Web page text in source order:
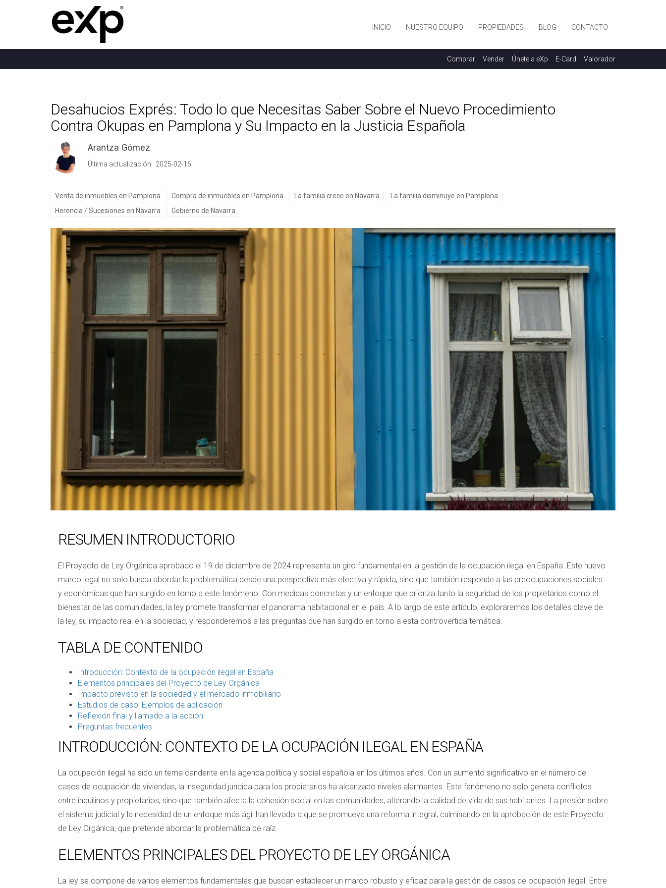
INICIO NUESTRO EQUIPO PROPIEDADES BLOG CONTACTO
Comprar Vender Únete a eXp E-Card Valorador
Desahucios Exprés: Todo lo que Necesitas Saber Sobre el Nuevo Procedimiento
Contra Okupas en Pamplona y Su Impacto en la Justicia Española
Arantza Gómez
Última actualización: 2025-02-16
Venta de inmuebles en Pamplona Compra de inmuebles en Pamplona La familia crece en Navarra
La familia disminuye en Pamplona
Herencia / Sucesiones en Navarra
Gobierno de Navarra
RESUMEN INTRODUCTORIO
El Proyecto de Ley Orgánica aprobado el 19 de diciembre de 2024 representa un giro fundamental en la gestión de la ocupación ilegal en España. Este nuevo
marco legal no solo busca abordar la problemática desde una perspectiva más efectiva y rápida, sino que también responde a las preocupaciones sociales
y económicas que han surgido en torno a este fenómeno. Con medidas concretas y un enfoque que prioriza tanto la seguridad de los propietarios como el
bienestar de las comunidades, la ley promete transformar el panorama habitacional en el país. A lo largo de este artículo, exploraremos los detalles clave de
la ley, su impacto real en la sociedad, y responderemos a las preguntas que han surgido en torno a esta controvertida temática.
TABLA DE CONTENIDO
Introducción: Contexto de la ocupación ilegal en España
Elementos principales del Proyecto de Ley Orgánica
Impacto previsto en la sociedad y el mercado inmobiliario
Estudios de caso: Ejemplos de aplicación
Reflexión final y llamado a la acción
Preguntas frecuentes
INTRODUCCIÓN: CONTEXTO DE LA OCUPACIÓN ILEGAL EN ESPAÑA
La ocupación ilegal ha sido un tema candente en la agenda política y social española en los últimos años. Con un aumento significativo en el número de
casos de ocupación de viviendas, la inseguridad jurídica para los propietarios ha alcanzado niveles alarmantes. Este fenómeno no solo genera conflictos
entre inquilinos y propietarios, sino que también afecta la cohesión social en las comunidades, alterando la calidad de vida de sus habitantes. La presión sobre
el sistema judicial y la necesidad de un enfoque más ágil han llevado a que se promueva una reforma integral, culminando en la aprobación de este Proyecto
de Ley Orgánica, que pretende abordar la problemática de raíz.
ELEMENTOS PRINCIPALES DEL PROYECTO DE LEY ORGÁNICA
La ley se compone de varios elementos fundamentales que buscan establecer un marco robusto y eficaz para la gestión de casos de ocupación ilegal. Entre